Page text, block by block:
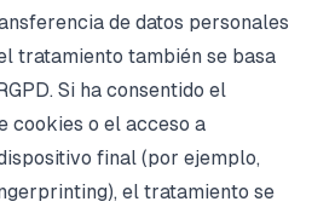
de datos personales
tratamiento también se basa
Si ha consentido el
cookies o el acceso a
final (por ejemplo,
el tratamiento se